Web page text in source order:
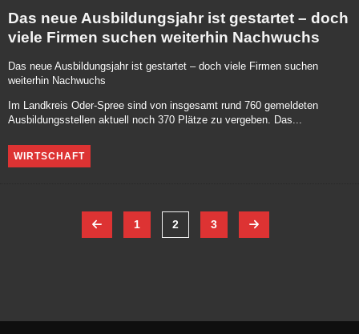
Das neue Ausbildungsjahr ist gestartet – doch
viele Firmen suchen weiterhin Nachwuchs
Das neue Ausbildungsjahr ist gestartet – doch viele Firmen suchen
weiterhin Nachwuchs
Im Landkreis Oder-Spree sind von insgesamt rund 760 gemeldeten
Ausbildungsstellen aktuell noch 370 Plätze zu vergeben. Das...
WIRTSCHAFT
1 2 3